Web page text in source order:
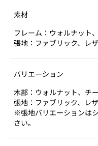
素材
フレーム：ウォルナット
張地：ファブリック、レ
バリエーション
木部：ウォルナット、チ
張地：ファブリック、レ
※張地バリエーションは
さい。